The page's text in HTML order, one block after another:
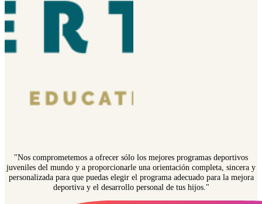
"Nos comprometemos a ofrecer sólo los mejores programas deportivos
juveniles del mundo y a proporcionarle una orientación completa, sincera y
personalizada para que puedas elegir el programa adecuado para la mejora
deportiva y el desarrollo personal de tus hijos."